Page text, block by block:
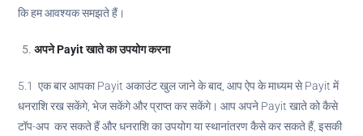
कि हम आवश्यक समझते हैं।
अपनेPayitखाते का उपयोग करना
5.1 एक बार आपका Payit अकाउंट खुल जाने के बाद, आप ऐप के माध्यम से Payit में
धनराशि रख सकेंगे, भेज सकेंगे और प्राप्त कर सकेंगे। आप अपने Payit खाते को कैसे
टॉप-अप कर सकते हैं और धनराशि का उपयोग या स्थानांतरण कैसे कर सकते हैं, इसकी